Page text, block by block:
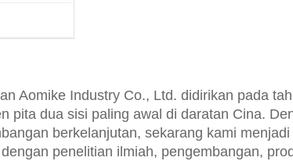
Aomike Industry Co., Ltd. didirikan pada
pita dua sisi paling awal di daratan Cina.
berkelanjutan, sekarang kami
penelitian ilmiah, pengembangan,